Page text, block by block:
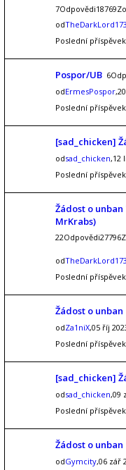
odTheDarkLord173
Poslední
Pospor/UB
odErmesPospor
Poslední
[sad_chicken]
odsad_chicken,12
Poslední
Žádost o
MrKrabs)
odTheDarkLord173
Poslední
Žádost o unban
odZa1niX,05 říj
Poslední
[sad_chicken]
odsad_chicken,09
Poslední
Žádost o unban
odGymcity,06 zář